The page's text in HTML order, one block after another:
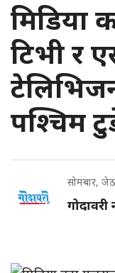
मिडिया
टिभी र
पश्चिम
सोमबार,